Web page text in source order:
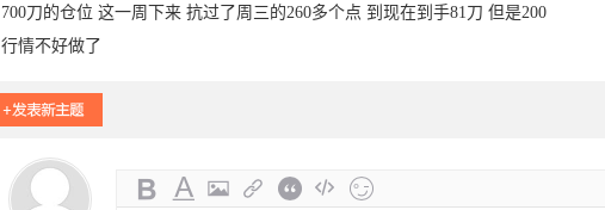
700刀的仓位 这一周下来 抗过了周三的260多个点 到现在到手81刀 但是200
行情不好做了